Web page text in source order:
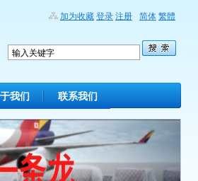
加为收藏 简体 繁體
登录 注册
我们 联系我们